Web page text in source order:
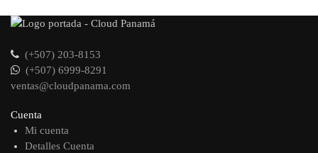
(+507) 203-8153
(+507) 6999-8291
ventas@cloudpanama.com
Cuenta
Mi cuenta
Detalles Cuenta